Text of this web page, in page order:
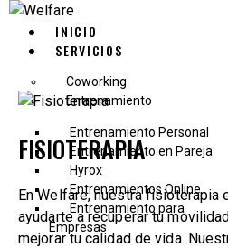
INICIO
SERVICIOS
Coworking
Entrenamiento
Entrenamiento Personal
Entrenamiento en Pareja
Hyrox
Entrenamientos Online
Entrenamiento para
Empresas
FISIOTERAPIA
En Welfare, nuestra fisioterapia
ayudarte a recuperar tu
mejorar tu calidad de vida.